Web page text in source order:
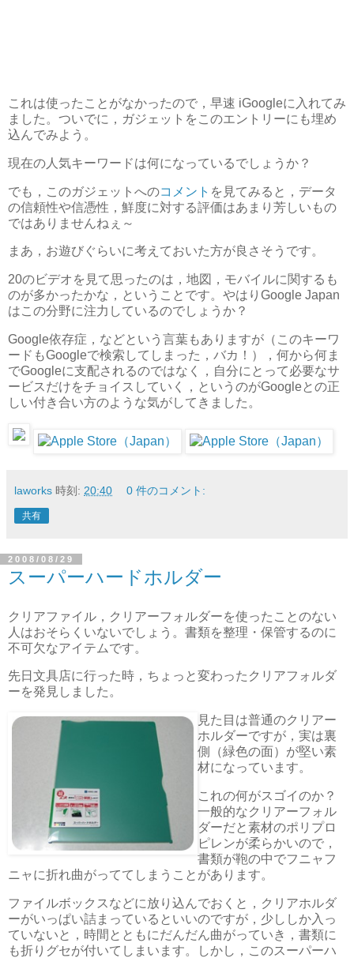
これは使ったことがなかったので，早速 iGoogleに入れてみ
ました。ついでに，ガジェットをこのエントリーにも埋め
込んでみよう。
現在の人気キーワードは何になっているでしょうか？
でも，このガジェットへのコメント を見てみると，データ
の信頼性や信憑性，鮮度に対する評価はあまり芳しいもの
ではありませんねぇ～
まあ，お遊びぐらいに考えておいた方が良さそうです。
20のビデオを見て思ったのは，地図，モバイルに関するも
のが多かったかな，ということです。やはりGoogle Japan
はこの分野に注力しているのでしょうか？
Google依存症，などという言葉もありますが（このキーワ
ードもGoogleで検索してしまった，バカ！），何から何ま
でGoogleに支配されるのではなく，自分にとって必要なサ
ービスだけをチョイスしていく，というのがGoogleとの正
しい付き合い方のような気がしてきました。
laworks 時刻: 20:40 0 件のコメント:
共有
2008/08/29
スーパーハードホルダー
クリアファイル，クリアーフォルダーを使ったことのない
人はおそらくいないでしょう。書類を整理・保管するのに
不可欠なアイテムです。
先日文具店に行った時，ちょっと変わったクリアフォルダ
ーを発見しました。
見た目は普通のクリアー
ホルダーですが，実は裏
側（緑色の面）が堅い素
材になっています。
これの何がスゴイのか？
一般的なクリアーフォル
ダーだと素材のポリプロ
ピレンが柔らかいので，
書類が鞄の中でフニャフ
ニャに折れ曲がっててしまうことがあります。
ファイルボックスなどに放り込んでおくと，クリアホルダ
ーがいっぱい詰まっているといいのですが，少ししか入っ
ていないと，時間とともにだんだん曲がっていき，書類に
も折りグセが付いてしまいます。しかし，このスーパーハ